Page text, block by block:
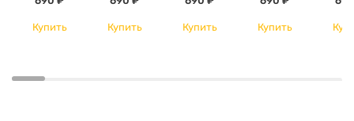
Купить Купить Купить Купить